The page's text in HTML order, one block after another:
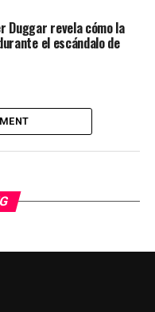
Duggar revela cómo la
el escándalo de